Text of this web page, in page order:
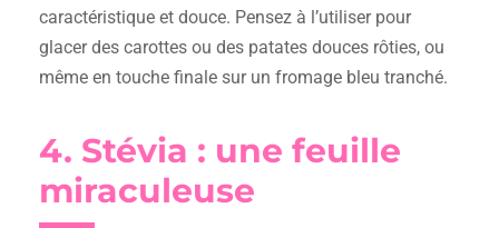
caractéristique et douce. Pensez à l’utiliser pour
glacer des carottes ou des patates douces rôties, ou
même en touche finale sur un fromage bleu tranché.
4. Stévia : une feuille
miraculeuse